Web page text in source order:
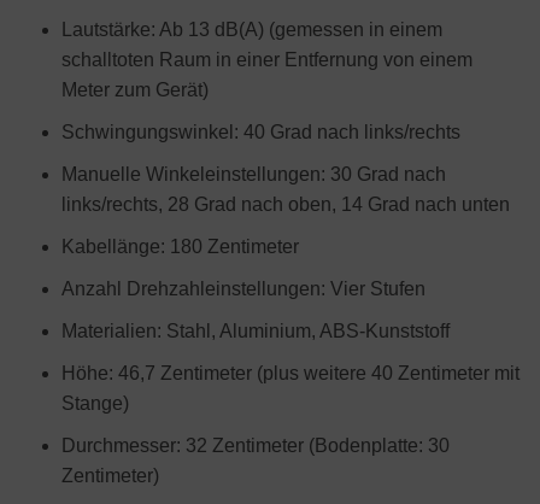
Lautstärke: Ab 13 dB(A) (gemessen in einem
schalltoten Raum in einer Entfernung von einem
Meter zum Gerät)
Schwingungswinkel: 40 Grad nach links/rechts
Manuelle Winkeleinstellungen: 30 Grad nach
links/rechts, 28 Grad nach oben, 14 Grad nach unten
Kabellänge: 180 Zentimeter
Anzahl Drehzahleinstellungen: Vier Stufen
Materialien: Stahl, Aluminium, ABS-Kunststoff
Höhe: 46,7 Zentimeter (plus weitere 40 Zentimeter mit
Stange)
Durchmesser: 32 Zentimeter (Bodenplatte: 30
Zentimeter)